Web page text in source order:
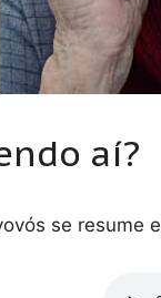
aí?
se resume